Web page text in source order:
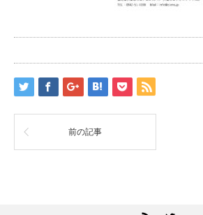
前の記事